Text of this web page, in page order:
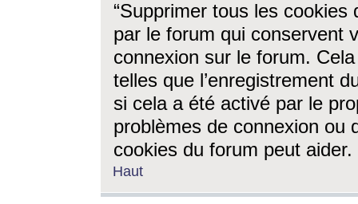
“Supprimer tous les cookies
par le forum qui conservent
connexion sur le forum.
telles que l’enregistrement
si cela a été activé par le
problèmes de connexion ou
cookies du forum peut aider.
Haut